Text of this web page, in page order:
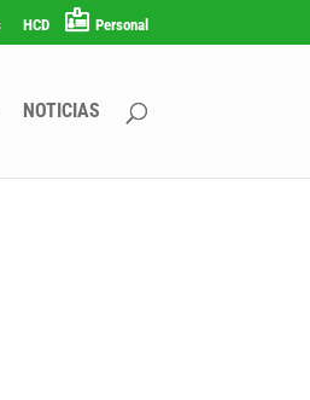
HCD Personal
NOTICIAS